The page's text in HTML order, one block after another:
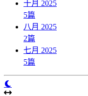
十月 2025
5篇
八月 2025
2篇
七月 2025
5篇